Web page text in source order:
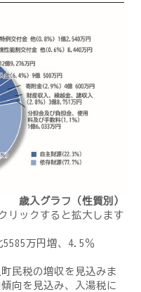
歳入グラフ（性質別）
リックすると拡大します
5585万円増、4.5％
民税の増収を見込みま
向を見込み、入湯税に